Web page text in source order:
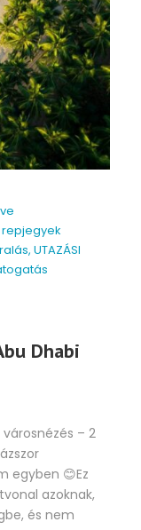
, UTAZÁSI
Dhabi
– 2
egyben 😊Ez
azoknak,
és nem